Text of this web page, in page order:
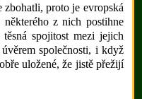
zbohatli, proto je evropská
z nich postihne
spojitost mezi jejich
společnosti, i když
uložené, že jistě přežijí